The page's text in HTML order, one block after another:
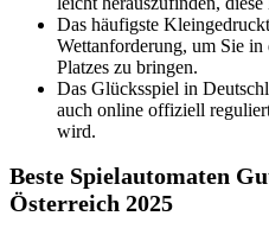
Das häufigste
Wettanforderung, um Sie
Platzes zu bringen.
Das Glücksspiel in
auch online offiziell
wird.
Beste Spielautomaten
Österreich 2025